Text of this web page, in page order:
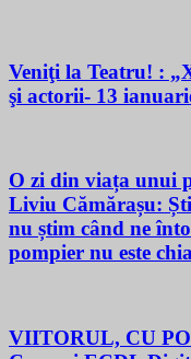
Veniţi la Teatru! :
şi actorii- 13
O zi din viața unui
Liviu Cămărașu:
nu știm când ne
pompier nu este
VIITORUL, CU